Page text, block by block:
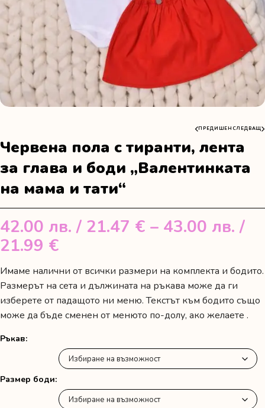
ПРЕДИШЕН СЛЕДВАЩ
Червена пола с тиранти, лента
за глава и боди „Валентинката
на мама и тати“
42.00 лв. / 21.47 € – 43.00 лв. /
21.99 €
range:
42.00 лв.
/
21.47 €
43.00 лв.
21.99 €
Имаме налични от всички размери на комплекта и бодито.
Размерът на сета и дължината на ръкава може да ги
изберете от падащото ни меню. Текстът към бодито също
може да бъде сменен от менюто по-долу, ако желаете .
Ръкав
Размер боди